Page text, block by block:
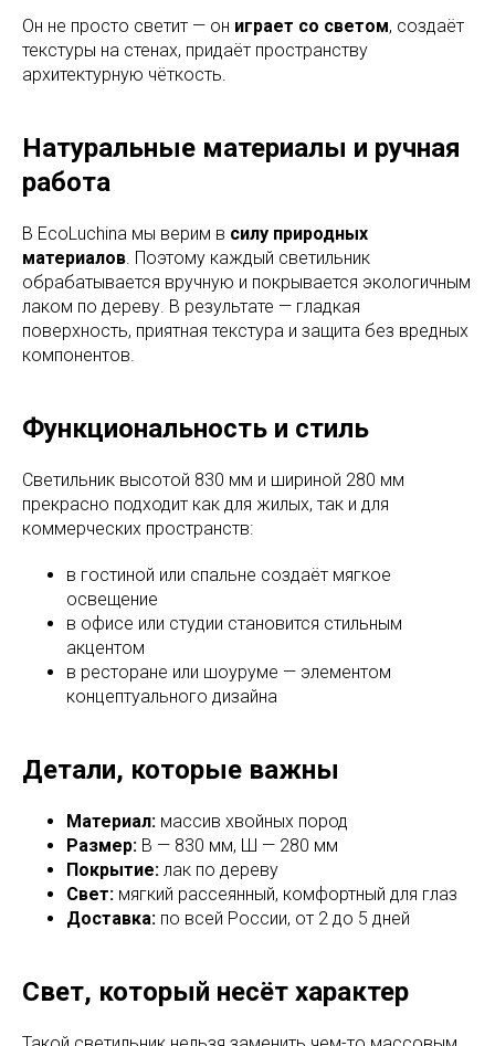
Он не просто светит — он играет со светом, создаёт
текстуры на стенах, придаёт пространству
архитектурную чёткость.
Натуральные материалы и ручная
работа
В EcoLuchina мы верим в силу природных
материалов. Поэтому каждый светильник
обрабатывается вручную и покрывается экологичным
лаком по дереву. В результате — гладкая
поверхность, приятная текстура и защита без вредных
компонентов.
Функциональность и стиль
Светильник высотой 830 мм и шириной 280 мм
прекрасно подходит как для жилых, так и для
коммерческих пространств:
в гостиной или спальне создаёт мягкое
освещение
в офисе или студии становится стильным
акцентом
в ресторане или шоуруме — элементом
концептуального дизайна
Детали, которые важны
Материал: массив хвойных пород
Размер: В — 830 мм, Ш — 280 мм
Покрытие: лак по дереву
Свет: мягкий рассеянный, комфортный для глаз
Доставка: по всей России, от 2 до 5 дней
Свет, который несёт характер